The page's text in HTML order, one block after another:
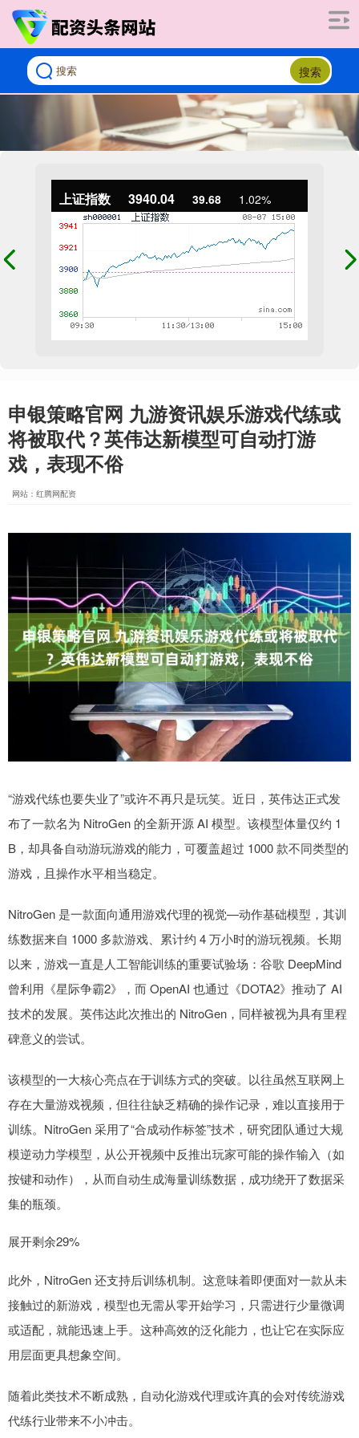
搜索
上证指数 3940.04 39.68 1.02%
申银策略官网 九游资讯娱乐游戏代练或
将被取代？英伟达新模型可自动打游
戏，表现不俗
网站：红腾网配资
“游戏代练也要失业了”或许不再只是玩笑。近日，英伟达正式发
布了一款名为 NitroGen 的全新开源 AI 模型。该模型体量仅约 1
B，却具备自动游玩游戏的能力，可覆盖超过 1000 款不同类型的
游戏，且操作水平相当稳定。
NitroGen 是一款面向通用游戏代理的视觉—动作基础模型，其训
练数据来自 1000 多款游戏、累计约 4 万小时的游玩视频。长期
以来，游戏一直是人工智能训练的重要试验场：谷歌 DeepMind
曾利用《星际争霸2》，而 OpenAI 也通过《DOTA2》推动了 AI
技术的发展。英伟达此次推出的 NitroGen，同样被视为具有里程
碑意义的尝试。
该模型的一大核心亮点在于训练方式的突破。以往虽然互联网上
存在大量游戏视频，但往往缺乏精确的操作记录，难以直接用于
训练。NitroGen 采用了“合成动作标签”技术，研究团队通过大规
模逆动力学模型，从公开视频中反推出玩家可能的操作输入（如
按键和动作），从而自动生成海量训练数据，成功绕开了数据采
集的瓶颈。
展开剩余29%
此外，NitroGen 还支持后训练机制。这意味着即便面对一款从未
接触过的新游戏，模型也无需从零开始学习，只需进行少量微调
或适配，就能迅速上手。这种高效的泛化能力，也让它在实际应
用层面更具想象空间。
随着此类技术不断成熟，自动化游戏代理或许真的会对传统游戏
代练行业带来不小冲击。